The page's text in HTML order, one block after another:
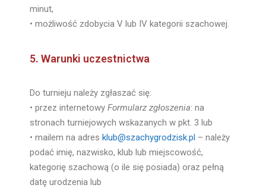
minut,
• możliwość zdobycia V lub IV kategorii szachowej.
5. Warunki uczestnictwa
Do turnieju należy zgłaszać się:
• przez internetowy Formularz zgłoszenia: na
stronach turniejowych wskazanych w pkt. 3 lub
• mailem na adres klub@szachygrodzisk.pl – należy
podać imię, nazwisko, klub lub miejscowość,
kategorię szachową (o ile się posiada) oraz pełną
datę urodzenia lub